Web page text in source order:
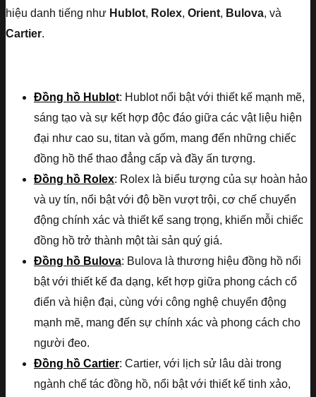
hiệu danh tiếng như Hublot, Rolex, Orient, Bulova, và
Cartier.
Đồng hồ Hublot: Hublot nổi bật với thiết kế mạnh mẽ,
sáng tạo và sự kết hợp độc đáo giữa các vật liệu hiện
đại như cao su, titan và gốm, mang đến những chiếc
đồng hồ thể thao đẳng cấp và đầy ấn tượng.
Đồng hồ Rolex: Rolex là biểu tượng của sự hoàn hảo
và uy tín, nổi bật với độ bền vượt trội, cơ chế chuyển
động chính xác và thiết kế sang trọng, khiến mỗi chiếc
đồng hồ trở thành một tài sản quý giá.
Đồng hồ Bulova: Bulova là thương hiệu đồng hồ nổi
bật với thiết kế đa dạng, kết hợp giữa phong cách cổ
điển và hiện đại, cùng với công nghệ chuyển động
mạnh mẽ, mang đến sự chính xác và phong cách cho
người đeo.
Đồng hồ Cartier: Cartier, với lịch sử lâu dài trong
ngành chế tác đồng hồ, nổi bật với thiết kế tinh xảo,